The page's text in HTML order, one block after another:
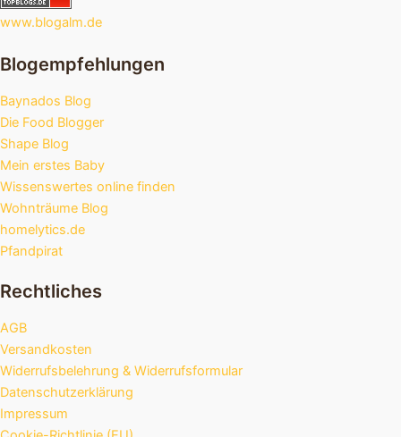
www.blogalm.de
Blogempfehlungen
Baynados Blog
Die Food Blogger
Shape Blog
Mein erstes Baby
Wissenswertes online finden
Wohnträume Blog
homelytics.de
Pfandpirat
Rechtliches
AGB
Versandkosten
Widerrufsbelehrung & Widerrufsformular
Datenschutzerklärung
Impressum